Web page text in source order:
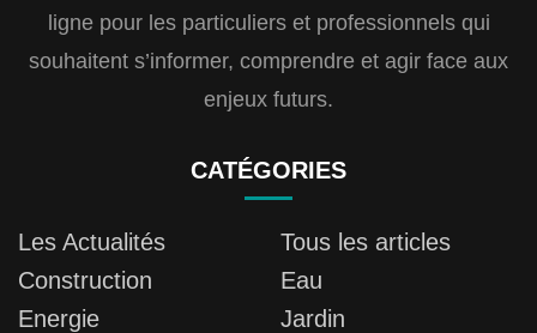
ligne pour les particuliers et professionnels qui
souhaitent s’informer, comprendre et agir face aux
enjeux futurs.
CATÉGORIES
Les Actualités
Tous les articles
Construction
Eau
Energie
Jardin